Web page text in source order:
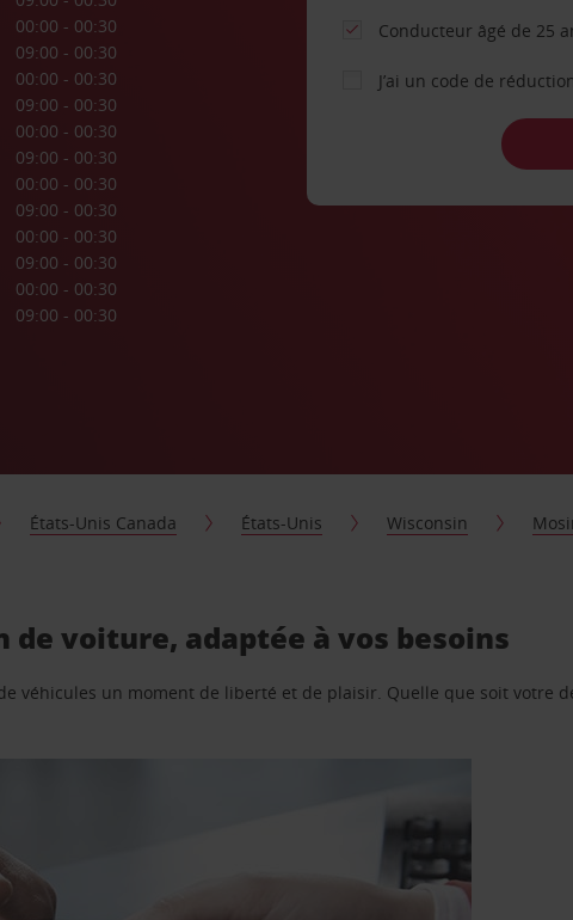
00:00 - 00:30
09:00 - 00:30
00:00 - 00:30
09:00 - 00:30
00:00 - 00:30
09:00 - 00:30
00:00 - 00:30
09:00 - 00:30
00:00 - 00:30
09:00 - 00:30
00:00 - 00:30
09:00 - 00:30
Conducteur âgé de 25
J’ai un code de réduction
États-Unis Canada États-Unis Wisconsin
voiture, adaptée à vos besoins
véhicules un moment de liberté et de plaisir. Quelle que soit votre